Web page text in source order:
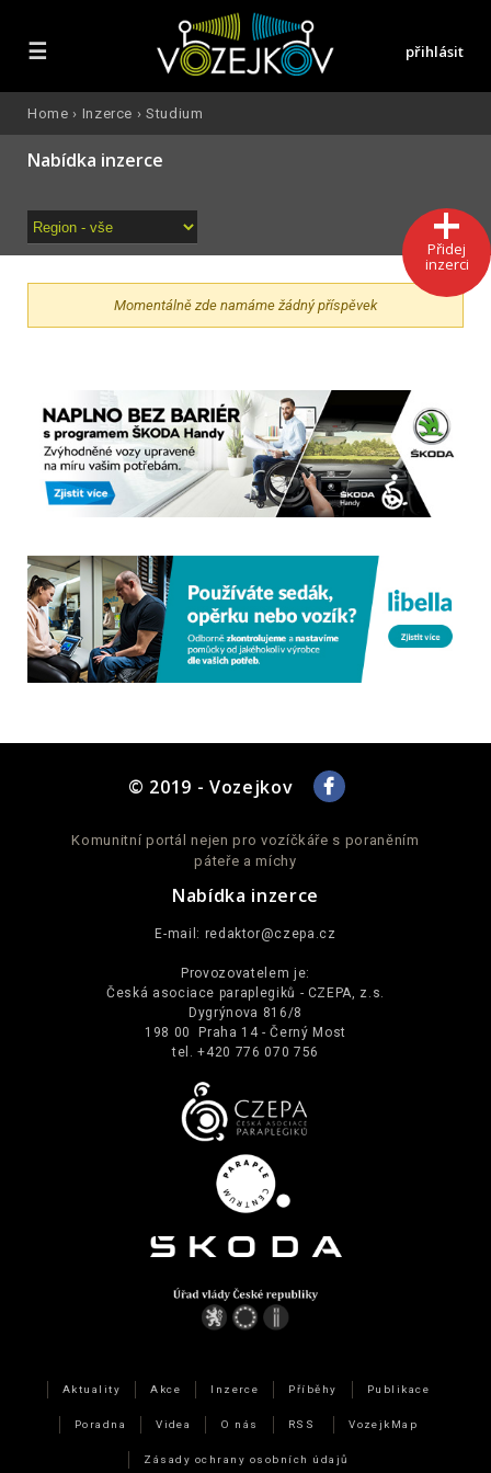
☰ přihlásit
Přidej
inzerci
Home › Inzerce ›Studium
Nabídka inzerce
Momentálně zde namáme žádný příspěvek
© 2019 - Vozejkov
Komunitní portál nejen pro vozíčkáře s poraněním
páteře a míchy
Nabídka inzerce
E-mail: redaktor@czepa.cz
Provozovatelem je:
Česká asociace paraplegiků - CZEPA, z.s.
Dygrýnova 816/8
198 00 Praha 14 - Černý Most
tel. +420 776 070 756
Aktuality Akce Inzerce Příběhy Publikace
Poradna Videa O nás RSS VozejkMap
Zásady ochrany osobních údajů